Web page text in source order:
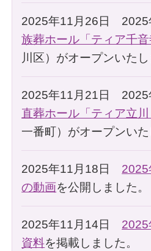
2025年11月26日 2025
族葬ホール「ティア千音
川区）がオープンいたし
2025年11月21日 2025
直葬ホール「ティア立川
一番町）がオープンいた
2025年11月18日 2025
の動画を公開しました。
2025年11月14日 2025
資料を掲載しました。